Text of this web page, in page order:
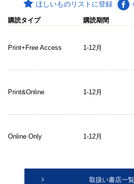
ほしいものリストに登録
購読タイプ 購読期間
Print+Free Access 1-12月
Print&Online 1-12月
Online Only 1-12月
取扱い書店一覧